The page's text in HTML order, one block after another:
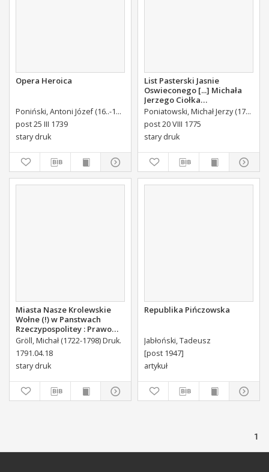
Opera Heroica
Poniński, Antoni Józef (16..-1742). Królikiewicz, Jan Maksymilian. Wyd.
post 25 III 1739
stary druk
List Pasterski Jasnie
Oswieconego [...] Michała
Jerzego Ciołka
Poniatowskiego Biskupa
Płockiego Xiązęcia
Pułtuskiego [...] Do Oboyga
Stanu Tak Duchownego,
Swoiey Roku Panskiego
1775 [...] Wydany.
Poniatowski, Michał Jerzy (1736-1794)
post 20 VIII 1775
stary druk
Miasta Nasze Krolewskie
Wołne (!) w Panstwach
Rzeczypospolitey : Prawo
uchwalone Dnia 18.
kwietnia 1791.
Gröll, Michał (1722-1798) Druk.
1791.04.18
stary druk
Republika Pińczowska
Jabłoński, Tadeusz
[post 1947]
artykuł
1